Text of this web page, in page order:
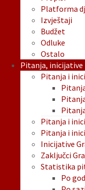
Platforma
Izvještaji
Budžet
Odluke
Ostalo
Pitanja, inicijative
Pitanja i
Pitanja i
Pitanja i
Inicijative
Zaključci
Statistika
Po